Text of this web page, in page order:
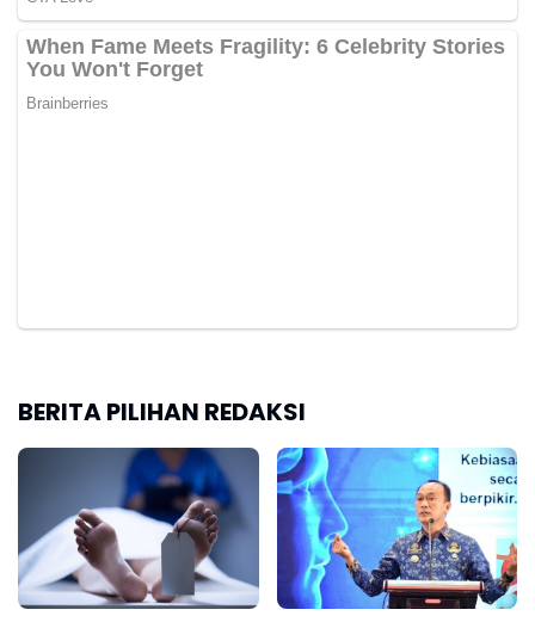
BERITA PILIHAN REDAKSI